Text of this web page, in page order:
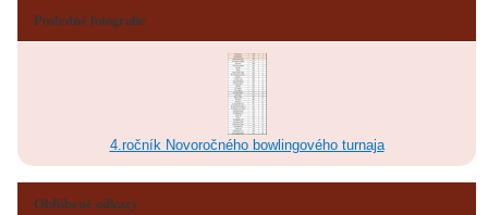
Posledné fotografie
4.ročník Novoročného bowlingového turnaja
Obľúbené odkazy